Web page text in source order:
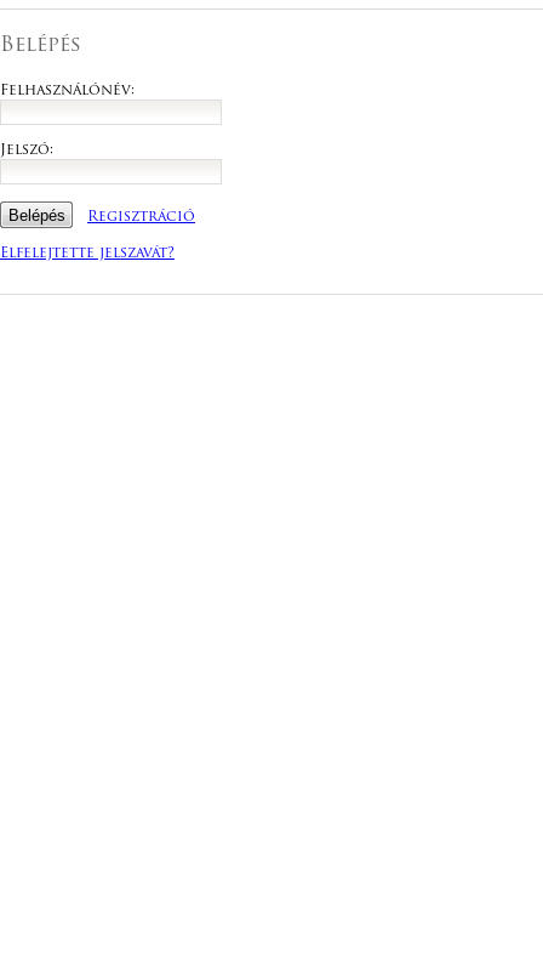
Belépés
Felhasználónév:
Jelszó:
Regisztráció
Elfelejtette jelszavát?